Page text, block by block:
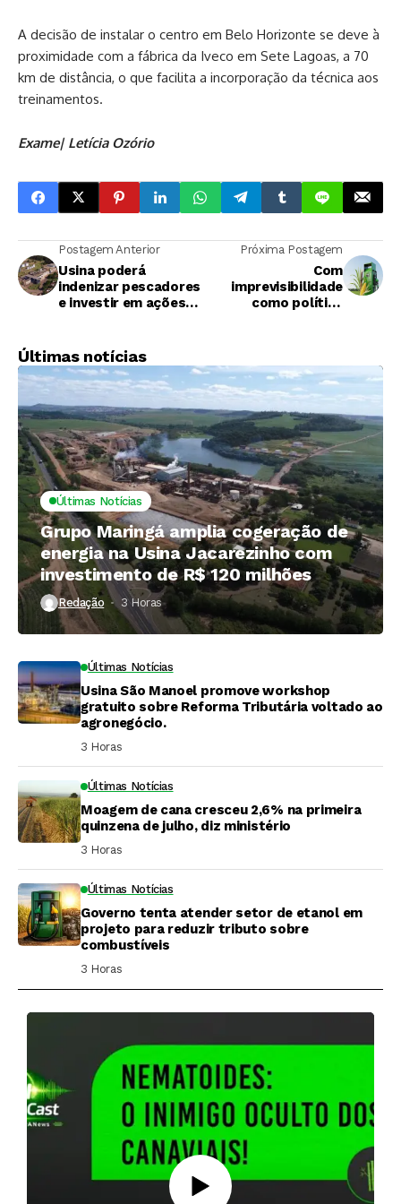
A decisão de instalar o centro em Belo Horizonte se deve à
proximidade com a fábrica da Iveco em Sete Lagoas, a 70
km de distância, o que facilita a incorporação da técnica aos
treinamentos.
Exame| Letícia Ozório
Postagem Anterior
Usina poderá
indenizar pescadores
e investir em ações
Piracicaba
Próxima Postagem
Com
imprevisibilidade
como política
Últimas notícias
Últimas Notícias
Grupo Maringá amplia cogeração de
energia na Usina Jacarezinho com
investimento de R$ 120 milhões
Redação 3 Horas ⁮
Últimas Notícias
Usina São Manoel promove workshop
gratuito sobre Reforma Tributária voltado ao
agronegócio.
3 Horas ⁮
Últimas Notícias
Moagem de cana cresceu 2,6% na primeira
quinzena de julho, diz ministério
3 Horas ⁮
Últimas Notícias
Governo tenta atender setor de etanol em
projeto para reduzir tributo sobre
combustíveis
3 Horas ⁮